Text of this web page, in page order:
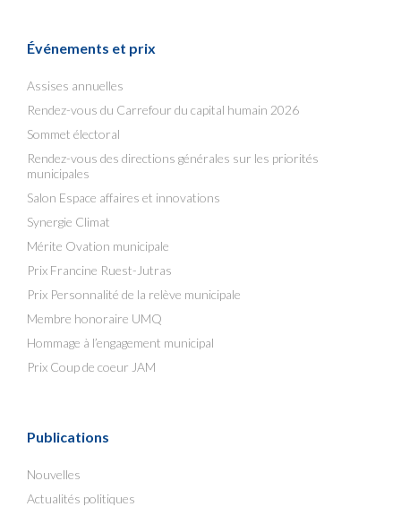
Événements et prix
Assises annuelles
Rendez-vous du Carrefour du capital humain 2026
Sommet électoral
Rendez-vous des directions générales sur les priorités
municipales
Salon Espace affaires et innovations
Synergie Climat
Mérite Ovation municipale
Prix Francine Ruest-Jutras
Prix Personnalité de la relève municipale
Membre honoraire UMQ
Hommage à l’engagement municipal
Prix Coup de coeur JAM
Publications
Nouvelles
Actualités politiques